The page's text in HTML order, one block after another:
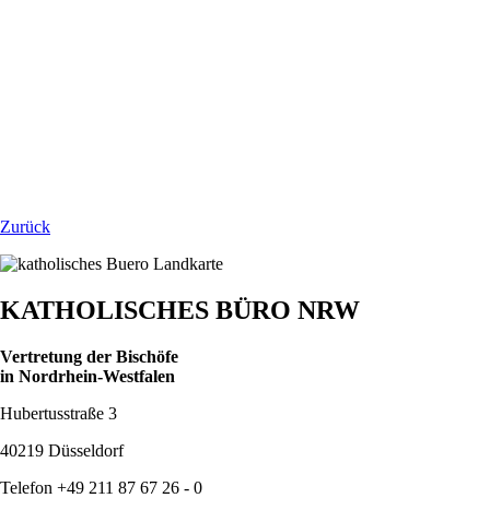
Zurück
KATHOLISCHES BÜRO NRW
Vertretung der Bischöfe
in Nordrhein-Westfalen
Hubertusstraße 3
40219 Düsseldorf
Telefon +49 211 87 67 26 - 0